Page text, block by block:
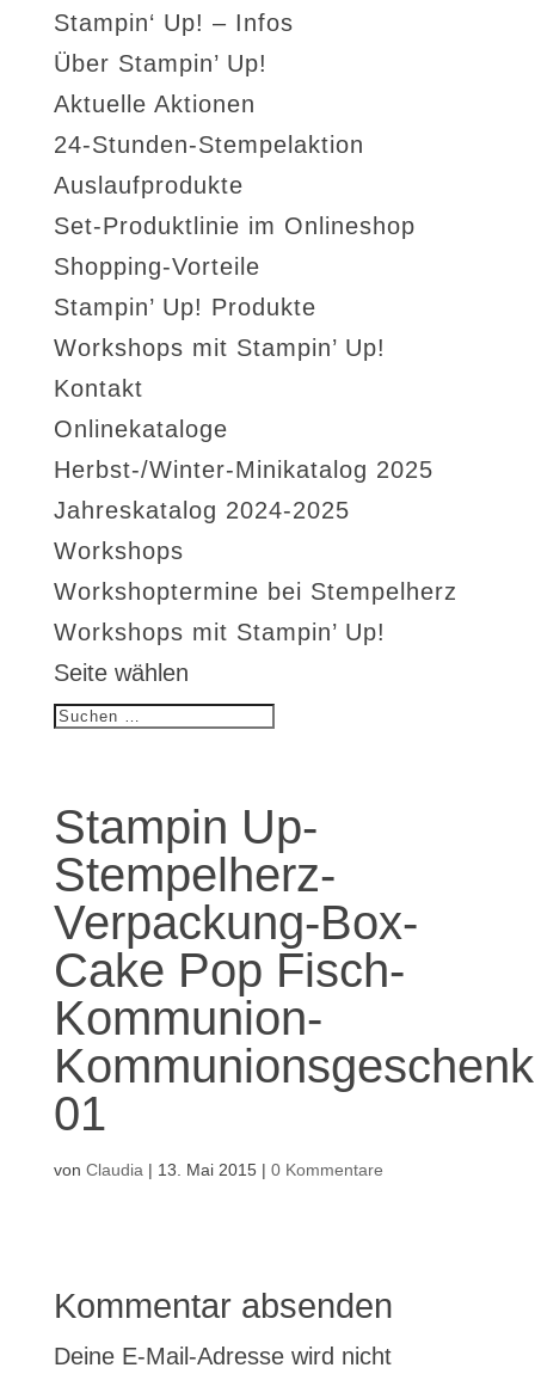
Stampin‘ Up! – Infos
Über Stampin’ Up!
Aktuelle Aktionen
24-Stunden-Stempelaktion
Auslaufprodukte
Set-Produktlinie im Onlineshop
Shopping-Vorteile
Stampin’ Up! Produkte
Workshops mit Stampin’ Up!
Kontakt
Onlinekataloge
Herbst-/Winter-Minikatalog 2025
Jahreskatalog 2024-2025
Workshops
Workshoptermine bei Stempelherz
Workshops mit Stampin’ Up!
Seite wählen
Stampin Up-
Stempelherz-
Verpackung-Box-
Cake Pop Fisch-
Kommunion-
Kommunionsgeschenk
01
von Claudia | 13. Mai 2015| 0 Kommentare
Kommentar absenden
Deine E-Mail-Adresse wird nicht